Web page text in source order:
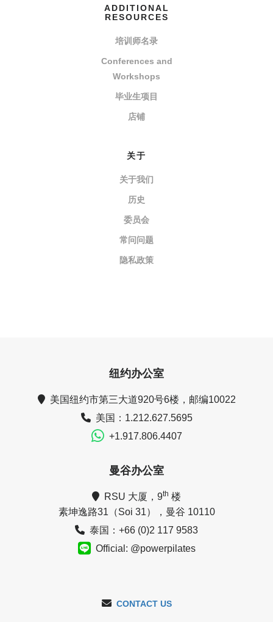
ADDITIONAL
RESOURCES
培训师名录
Conferences and
Workshops
毕业生项目
店铺
关于
关于我们
历史
委员会
常问问题
隐私政策
纽约办公室
美国纽约市第三大道920号6楼，邮编10022
美国：1.212.627.5695
+1.917.806.4407
曼谷办公室
RSU 大厦，9th 楼
素坤逸路31（Soi 31），曼谷 10110
泰国：+66 (0)2 117 9583
Official: @powerpilates
CONTACT US